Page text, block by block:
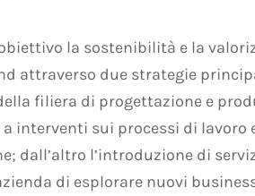
la sostenibilità e la
attraverso due strategie
filiera di progettazione e
a interventi sui processi di lavoro
dall’altro l’introduzione di
di esplorare nuovi